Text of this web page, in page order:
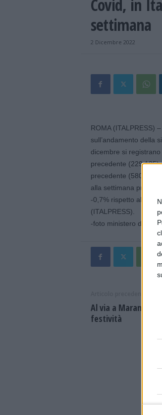
Covid, in
settimana
2 Dicembre 2022
ROMA (ITALPRESS)
sull’andamento della
dicembre si
precedente
precedente (580),
alla settimana
-0,7% rispetto alla
(ITALPRESS).
-foto ministero della
Al via a Maranello il
festività